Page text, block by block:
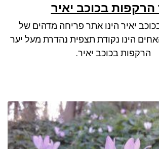
הרקפות בכוכב יאיר
יאיר הינו אתר פריחה מדהים של
הינו נקודת תצפית נהדרת מעל יער
הרקפות בכוכב יאיר.